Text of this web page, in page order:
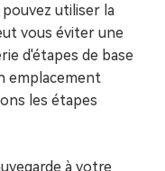
utiliser la
vous éviter une
d'étapes de base
emplacement
les étapes
à votre